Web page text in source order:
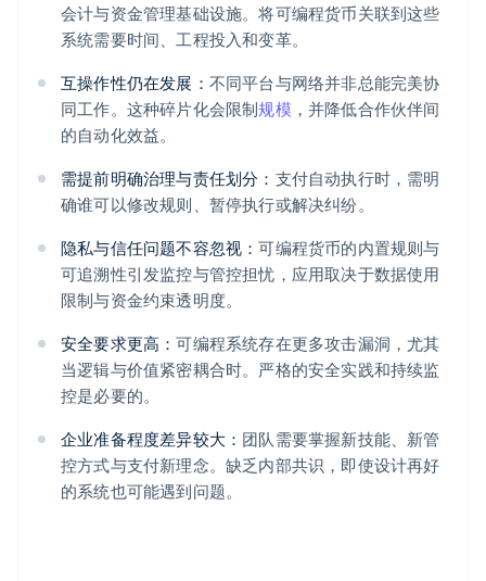
会计与资金管理基础设施。将可编程货币关联到这些
系统需要时间、工程投入和变革。
互操作性仍在发展： 不同平台与网络并非总能完美协
同工作。这种碎片化会限制规模 ，并降低合作伙伴间
的自动化效益。
需提前明确治理与责任划分： 支付自动执行时，需明
确谁可以修改规则、暂停执行或解决纠纷。
隐私与信任问题不容忽视：可编程货币的内置规则与
可追溯性引发监控与管控担忧，应用取决于数据使用
限制与资金约束透明度。
安全要求更高：可编程系统存在更多攻击漏洞，尤其
当逻辑与价值紧密耦合时。严格的安全实践和持续监
控是必要的。
企业准备程度差异较大： 团队需要掌握新技能、新管
控方式与支付新理念。缺乏内部共识，即使设计再好
的系统也可能遇到问题。